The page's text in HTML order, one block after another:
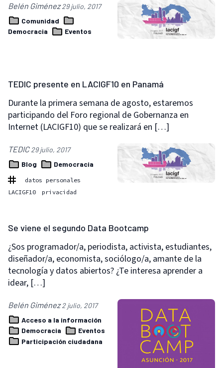
Belén Giménez29 julio, 2017
Comunidad
Democracia
Eventos
TEDIC presente en LACIGF10 en Panamá
Durante la primera semana de agosto, estaremos
participando del Foro regional de Gobernanza en
Internet (LACIGF10) que se realizará en […]
TEDIC29 julio, 2017
Blog
Democracia
datos personales
LACIGF10
privacidad
Se viene el segundo Data Bootcamp
¿Sos programador/a, periodista, activista, estudiantes,
diseñador/a, economista, sociólogo/a, amante de la
tecnología y datos abiertos? ¿Te interesa aprender a
idear, […]
Belén Giménez2 julio, 2017
Acceso a la información
Democracia
Eventos
Participación ciudadana